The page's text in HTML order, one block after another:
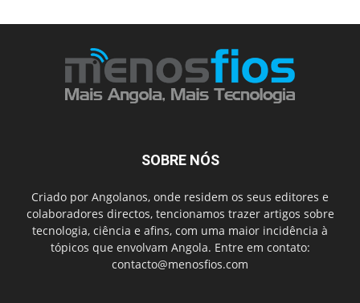
SOBRE NÓS
Criado por Angolanos, onde residem os seus editores e
colaboradores directos, tencionamos trazer artigos sobre
tecnologia, ciência e afins, com uma maior incidência à
tópicos que envolvam Angola. Entre em contato:
contacto@menosfios.com